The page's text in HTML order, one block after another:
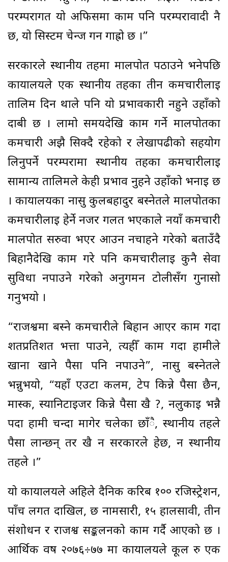
परम्परागत यो अफिसमा काम पनि परम्परावादी नै
छ, यो सिस्टम चेन्ज गर्न गाह्रो छ ।”
सरकारले स्थानीय तहमा मालपोत पठाउने भनेपछि
कार्यालयले एक स्थानीय तहका तीन कर्मचारीलाई
तालिम दिन थाले पनि यो प्रभावकारी नहुने उहाँको
दाबी छ । लामो समयदेखि काम गर्ने मालपोतका
कर्मचारी अझै सिक्दै रहेको र लेखापढीको सहयोग
लिनुपर्ने परम्परामा स्थानीय तहका कर्मचारीलाई
सामान्य तालिमले केही प्रभाव नुहने उहाँको भनाइ छ
। कार्यालयका नासु कुलबहादुर बस्नेतले मालपोतका
कर्मचारीलाई हेर्ने नजर गलत भएकाले नयाँ कर्मचारी
मालपोत सरुवा भएर आउन नचाहने गरेको बताउँदै
बिहानैदेखि काम गरे पनि कर्मचारीलाई कुनै सेवा
सुविधा नपाउने गरेको अनुगमन टोलीसँग गुनासो
गर्नुभयो ।
“राजश्वमा बस्ने कर्मचारीले बिहान आएर काम गर्दा
शतप्रतिशत भत्ता पाउने, त्यहीँ काम गर्दा हामीले
खाना खाने पैसा पनि नपाउने”, नासु बस्नेतले
भन्नुभयो, “यहाँ एउटा कलम, टेप किन्ने पैसा छैन,
मास्क, स्यानिटाइजर किन्ने पैसा खै ?, नलुकाइ भन्नै
पर्दा हामी चन्दा मागेर चलेका छाँै, स्थानीय तहले
पैसा लान्छन् तर खै न सरकारले हेर्छ, न स्थानीय
तहले ।”
यो कार्यालयले अहिले दैनिक करिब १०० रजिस्ट्रेशन,
पाँच लगत दाखिल, छ नामसारी, १५ हालसावी, तीन
संशोधन र राजश्व सङ्कलनको काम गर्दै आएको छ ।
आर्थिक वर्ष २०७६÷७७ मा कार्यालयले कूल रु एक